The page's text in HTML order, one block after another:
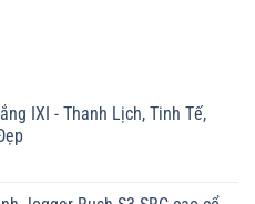
IXI - Thanh Lịch, Tinh Tế,